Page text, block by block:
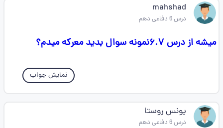
mahshad
درس 6 دفاعی دهم
میشه از درس ۶.۷نمونه سوال بدید معرکه میدم؟
نمایش جواب
یونس روستا
درس 6 دفاعی دهم